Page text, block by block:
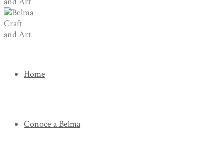
Home
Conoce a Belma